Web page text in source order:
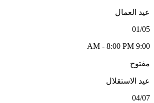
عيد العمال
01/05
9:00 AM - 8:00 PM
مفتوح
عيد الاستقلال
04/07